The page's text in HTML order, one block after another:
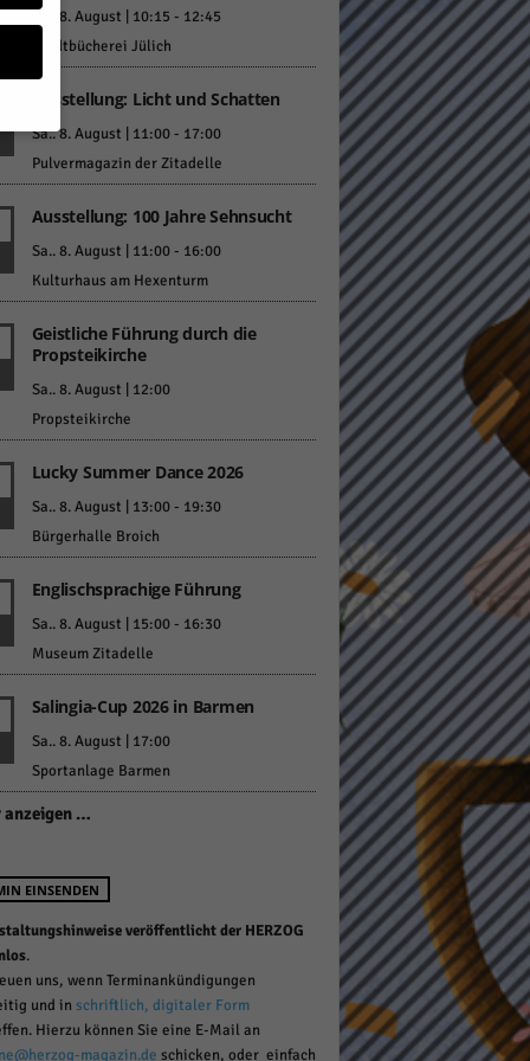
Sa.. 8. August | 10:15 - 12:45
Stadtbücherei Jülich
Ausstellung: Licht und Schatten
Sa.. 8. August | 11:00- 17:00
Pulvermagazin der Zitadelle
Ausstellung: 100 Jahre Sehnsucht
Sa.. 8. August | 11:00- 16:00
Kulturhaus am Hexenturm
Geistliche Führung durch die
Propsteikirche
Sa.. 8. August | 12:00
Propsteikirche
Lucky Summer Dance 2026
Sa.. 8. August | 13:00- 19:30
Bürgerhalle Broich
Englischsprachige Führung
Sa.. 8. August | 15:00- 16:30
Museum Zitadelle
Salingia-Cup 2026 in Barmen
Sa.. 8. August | 17:00
Sportanlage Barmen
anzeigen …
EINSENDEN
veröffentlicht der HERZOG
.
uns, wenn Terminankündigungen
und in schriftlich, digitaler Form
Hierzu können Sie eine E-Mail an
magazin.de schicken, oder einfach
ihnen
z.
Zurück
Statistiken
Externe Medien